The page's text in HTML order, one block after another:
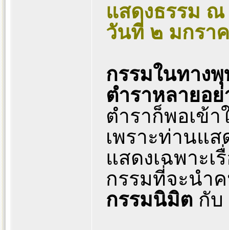
แสดงธรรม ณ
วันที่ ๒ มกรา
กรรมในทาง
ตำราหลายอย่
ตำราก็พอเข้า
เพราะท่านแ
แสดงเฉพาะ
กรรมที่จะนำ
กรรมนิมิต กับ